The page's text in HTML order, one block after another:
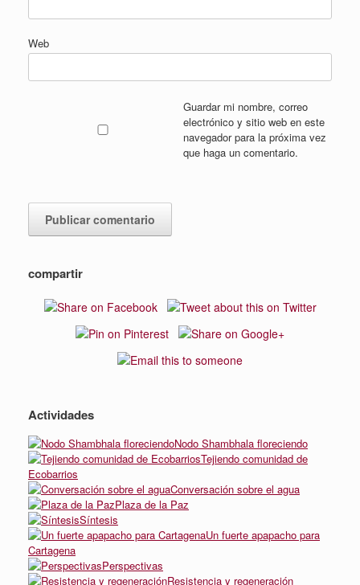
Web
Guardar mi nombre, correo
electrónico y sitio web en este
navegador para la próxima vez
que haga un comentario.
compartir
Actividades
Nodo Shambhala floreciendo
Tejiendo comunidad de
Ecobarrios
Conversación sobre el agua
Plaza de la Paz
Síntesis
Un fuerte apapacho para
Cartagena
Perspectivas
Resistencia y regeneración